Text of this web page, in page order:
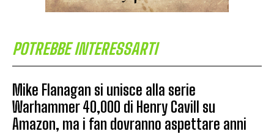
POTREBBE INTERESSARTI
Mike Flanagan si unisce alla serie
Warhammer 40,000 di Henry Cavill su
Amazon, ma i fan dovranno aspettare anni